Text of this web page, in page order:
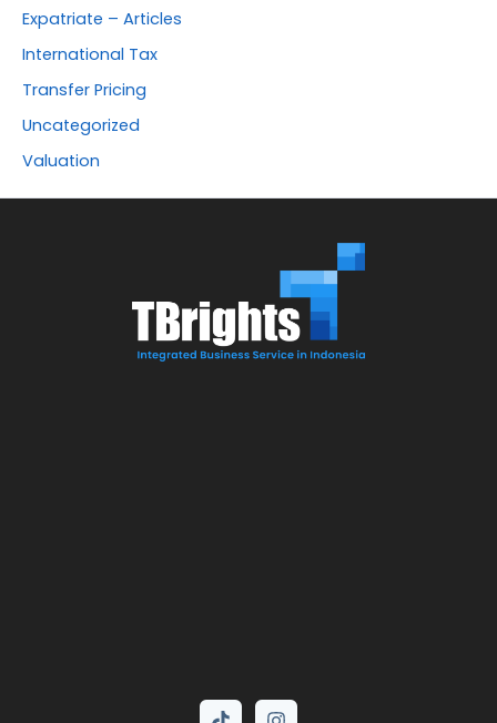
Expatriate – Articles
International Tax
Transfer Pricing
Uncategorized
Valuation